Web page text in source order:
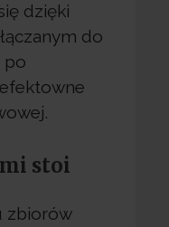
dzięki
do
po
stoi
zbiorów